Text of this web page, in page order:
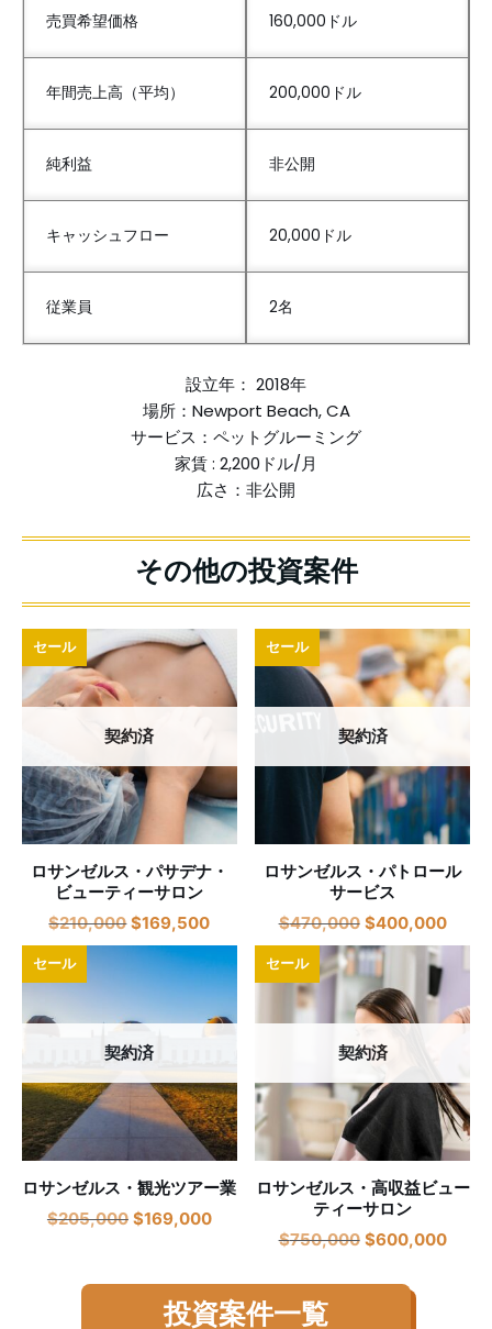
売買希望価格 160,000ドル
年間売上高（平均） 200,000ドル
純利益 非公開
キャッシュフロー 20,000ドル
従業員 2名
設立年： 2018年
場所：Newport Beach, CA
サービス：ペットグルーミング
家賃 : 2,200ドル/月
広さ：非公開
契約済
セール
ロサンゼルス・パサデナ・
ビューティーサロン
$210,000 $169,500
契約済
セール
ロサンゼルス・パトロール
サービス
$470,000 $400,000
契約済
セール
ロサンゼルス・観光ツアー業
$205,000 $169,000
契約済
セール
ロサンゼルス・高収益ビュー
ティーサロン
$750,000 $600,000
投資案件一覧